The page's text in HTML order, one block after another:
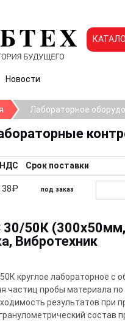
Новости
ГлавнаяЛабораторное
НДС Срок поставки
под заказ
30/50К
Вибротехник
круглое лабораторное с
частиц пробы материала
результатов при
состав